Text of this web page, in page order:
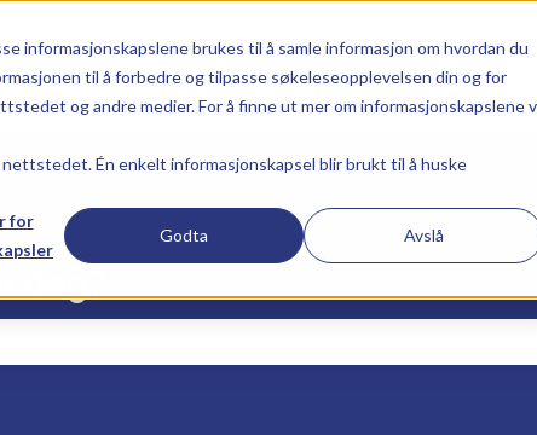
informasjonskapslene brukes til å samle informasjon om hvordan du
til å forbedre og tilpasse søkeleseopplevelsen din og for
og andre medier. For å finne ut mer om informasjonskapslene
Én enkelt informasjonskapsel blir brukt til å huske
for
Godta Avslå